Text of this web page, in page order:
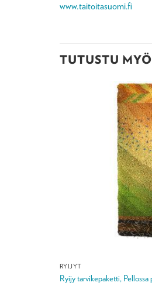
www.taitoitasuomi.fi
TUTUSTU
RYIJYT
Ryijy tarvikepaketti, Pellossa